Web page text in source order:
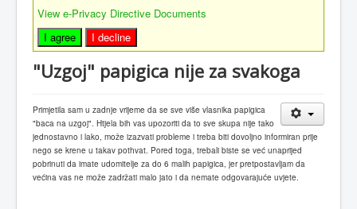
View e-Privacy Directive Documents
I agree
I decline
"Uzgoj" papigica nije za svakoga
Primjetila sam u zadnje vrijeme da se sve više vlasnika papigica
"baca na uzgoj". Htjela bih vas upozoriti da to sve skupa nije tako
jednostavno i lako, može izazvati probleme i treba biti dovoljno informiran prije
nego se krene u takav pothvat. Pored toga, trebali biste se već unaprijed
pobrinuti da imate udomitelje za do 6 malih papigica, jer pretpostavljam da
većina vas ne može zadržati malo jato i da nemate odgovarajuće uvjete.